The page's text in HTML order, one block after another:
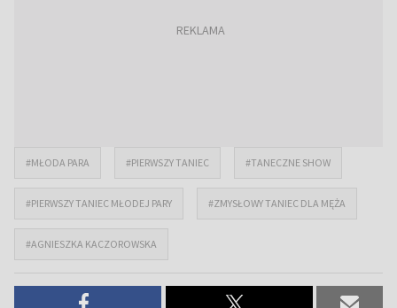
#MŁODA PARA #PIERWSZY TANIEC #TANECZNE SHOW
#PIERWSZY TANIEC MŁODEJ PARY #ZMYSŁOWY TANIEC DLA MĘŻA
#AGNIESZKA KACZOROWSKA